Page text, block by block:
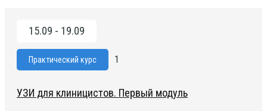
15.09 - 19.09
Практический курс 1
УЗИ для клиницистов. Первый модуль